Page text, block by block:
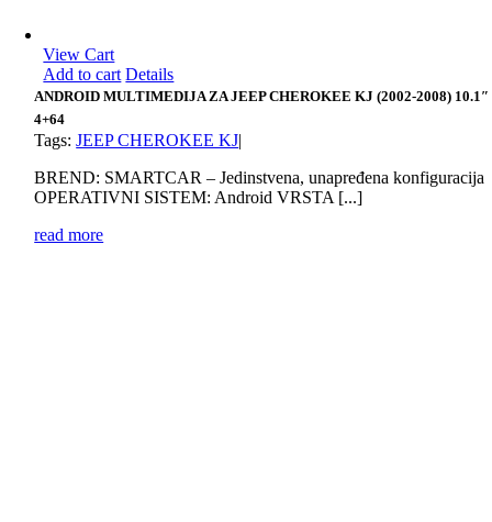
View Cart
Add to cart Details
ANDROID MULTIMEDIJA ZA JEEP CHEROKEE KJ (2002-2008) 10.1″
4+64
Tags:JEEP CHEROKEE KJ|
BREND: SMARTCAR – Jedinstvena, unapređena konfiguracija
OPERATIVNI SISTEM: Android VRSTA [...]
read more